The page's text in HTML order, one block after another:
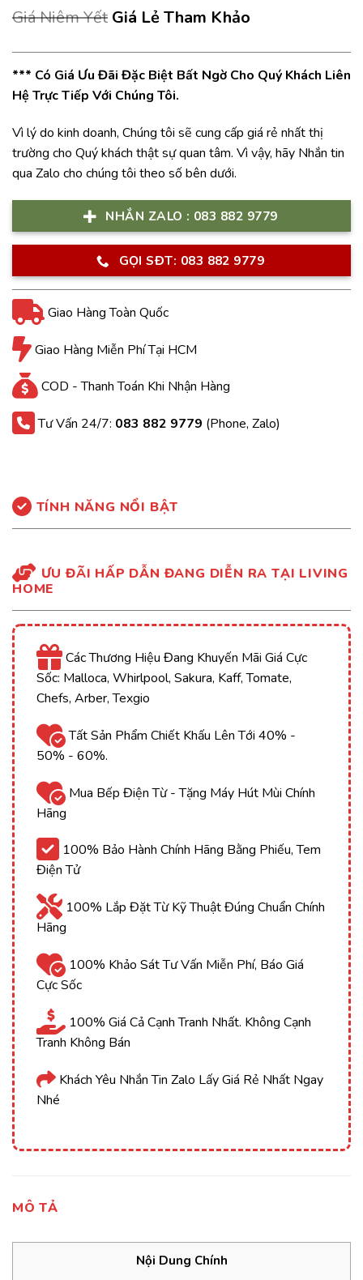
hạng
0.0
sao
Giá Niêm Yết Giá Lẻ Tham Khảo
*** Có Giá Ưu Đãi Đặc Biệt Bất Ngờ Cho Quý Khách Liên
Hệ Trực Tiếp Với Chúng Tôi.
Vì lý do kinh doanh, Chúng tôi sẽ cung cấp giá rẻ nhất thị
trường cho Quý khách thật sự quan tâm. Vì vậy, hãy Nhắn tin
qua Zalo cho chúng tôi theo số bên dưới.
NHẮN ZALO : 083 882 9779
GỌI SĐT: 083 882 9779
Giao Hàng Toàn Quốc
Giao Hàng Miễn Phí Tại HCM
COD - Thanh Toán Khi Nhận Hàng
Tư Vấn 24/7: 083 882 9779 (Phone, Zalo)
TÍNH NĂNG NỔI BẬT
ƯU ĐÃI HẤP DẪN ĐANG DIỄN RA TẠI LIVING
HOME
Các Thương Hiệu Đang Khuyến Mãi Giá Cực
Sốc: Malloca, Whirlpool, Sakura, Kaff, Tomate,
Chefs, Arber, Texgio
Tất Sản Phẩm Chiết Khấu Lên Tới 40% -
50% - 60%.
Mua Bếp Điện Từ - Tặng Máy Hút Mùi Chính
Hãng
100% Bảo Hành Chính Hãng Bằng Phiếu, Tem
Điện Tử
100% Lắp Đặt Từ Kỹ Thuật Đúng Chuẩn Chính
Hãng
100% Khảo Sát Tư Vấn Miễn Phí, Báo Giá
Cực Sốc
100% Giá Cả Cạnh Tranh Nhất. Không Cạnh
Tranh Không Bán
Khách Yêu Nhắn Tin Zalo Lấy Giá Rẻ Nhất Ngay
Nhé
MÔ TẢ
Nội Dung Chính